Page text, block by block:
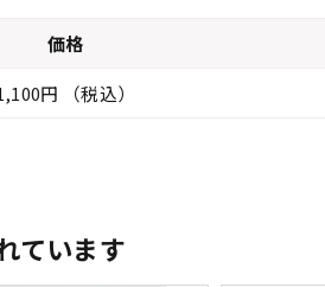
価格
円 （税込）
ています